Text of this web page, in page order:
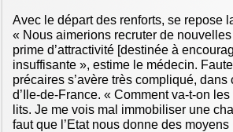
Avec le départ des renforts, se repose
« Nous aimerions recruter de
prime d’attractivité [destinée à
insuffisante », estime le médecin.
précaires s’avère très compliqué,
d’Ile-de-France. « Comment va-t-on
lits. Je me vois mal immobiliser une
faut que l’Etat nous donne des